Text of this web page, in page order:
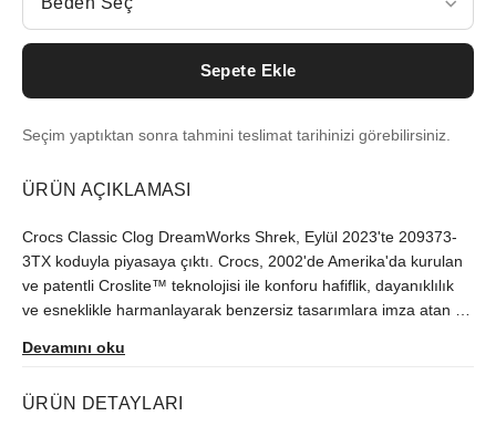
Sepete Ekle
Seçim yaptıktan sonra tahmini teslimat tarihinizi görebilirsiniz.
ÜRÜN AÇIKLAMASI
Crocs Classic Clog DreamWorks Shrek, Eylül 2023'te 209373-
3TX koduyla piyasaya çıktı. Crocs, 2002'de Amerika'da kurulan
ve patentli Croslite™ teknolojisi ile konforu hafiflik, dayanıklılık
ve esneklikle harmanlayarak benzersiz tasarımlara imza atan bir
Devamını oku
ÜRÜN DETAYLARI